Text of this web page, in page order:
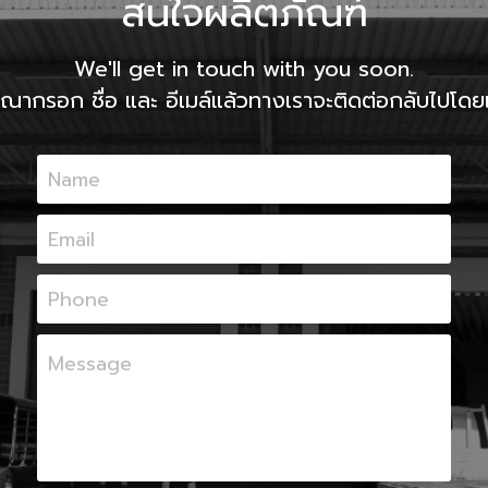
สนใจผลิตภัณฑ์
We'll get in touch with you soon.
ากรอก ชื่อ และ อีเมล์แล้วทางเราจะติดต่อกลับไปโดย
Name
Email
Phone
Message